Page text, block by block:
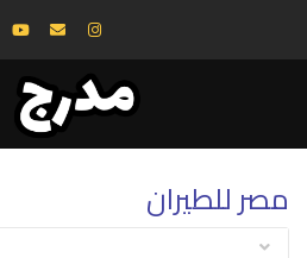
مصر للطيران